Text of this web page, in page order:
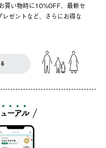
買い物時に10%OFF、最新セ
ゼントなど、さらにお得な